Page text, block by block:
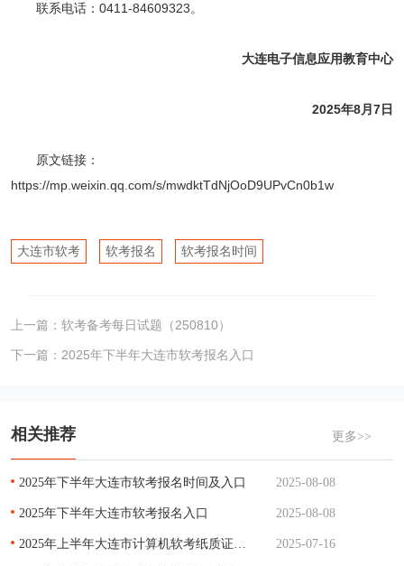
联系电话：0411-84609323。
大连电子信息应用教育中心
2025年8月7日
原文链接：
https://mp.weixin.qq.com/s/mwdktTdNjOoD9UPvCn0b1w
大连市软考 软考报名 软考报名时间
上一篇： 软考备考每日试题（250810）
下一篇： 2025年下半年大连市软考报名入口
相关推荐 更多>>
2025年下半年大连市软考报名时间及入口 2025-08-08
2025年下半年大连市软考报名入口 2025-08-08
2025-07-16